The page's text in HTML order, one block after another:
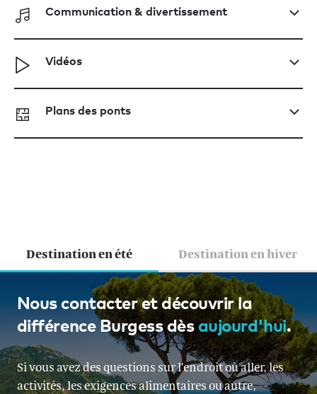
Communication & divertissement
Vidéos
Plans des ponts
Destination en été
Côte d’Azur, Italie, Corse et
Sardaigne, Monaco
À partir de EUR 400 000 par semaine
Destination en hiver
Nous contacter et découvrir la
différence Burgess dès aujourd'hui.
Si vous avez des questions sur l’endroit où aller, les
activités, les exigences alimentaires ou autre,